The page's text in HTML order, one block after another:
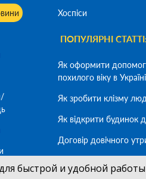
Хоспіси
ПОПУЛЯРНІ СТАТТІ:
Як оформити
похилого віку в Україні
Як зробити клізму
Як відкрити будинок
Договір довічного
похилого віку
быстрой и удобной